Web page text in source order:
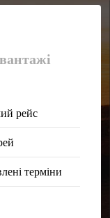
рейс
терміни